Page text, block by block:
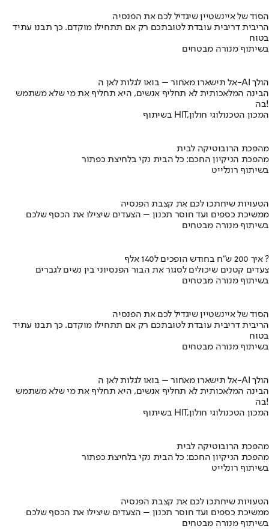
הסוד של איינשטיין שיגדיל לכם את הפנסיה
הריבית דריבית עובדת לטובתכם רק אם תתחילו מוקדם. כך תבנו עתיד
בטוח
בשיתוף מנורה מבטחים
אל תישארו מאחור – בואו לגלות לאן ה-AI הולך
הבינה המלאכותית לא תחליף אנשים, היא תחליף את מי שלא משתמש
בה!
בשיתוף HIT,המכון הטכנולוגי חולון
מהפכת הרובוטיקה לבית
מהפכת הניקיון החכם: כל הבית נקי בלחיצת כפתור
בשיתוף רונלייט
הטעויות שיחתכו לכם את קצבת הפנסיה
ממשיכת כספים ועד חוסר תכנון – הצעדים שיצילו את הכסף שלכם
בשיתוף מנורה מבטחים
איך 200 ש"ח בחודש הופכים ל140 אלף ?
צעדים קטנים שיכולים לסגור את הבור הפנסיוני בין נשים לגברים
בשיתוף מנורה מבטחים
הסוד של איינשטיין שיגדיל לכם את הפנסיה
הריבית דריבית עובדת לטובתכם רק אם תתחילו מוקדם. כך תבנו עתיד
בטוח
בשיתוף מנורה מבטחים
אל תישארו מאחור – בואו לגלות לאן ה-AI הולך
הבינה המלאכותית לא תחליף אנשים, היא תחליף את מי שלא משתמש
בה!
בשיתוף HIT,המכון הטכנולוגי חולון
מהפכת הרובוטיקה לבית
מהפכת הניקיון החכם: כל הבית נקי בלחיצת כפתור
בשיתוף רונלייט
הטעויות שיחתכו לכם את קצבת הפנסיה
ממשיכת כספים ועד חוסר תכנון – הצעדים שיצילו את הכסף שלכם
בשיתוף מנורה מבטחים